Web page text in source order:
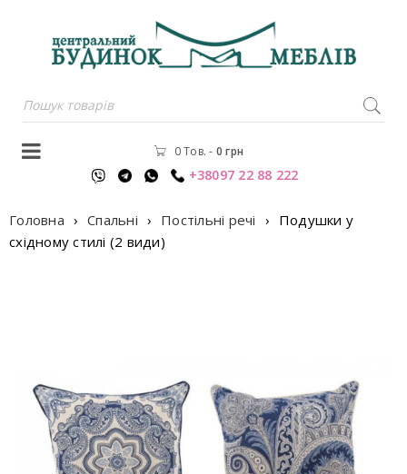
0 Тов. - 0грн
+38097 22 88 222
Головна › Спальні › Постільні речі › Подушки у
східному стилі (2 види)